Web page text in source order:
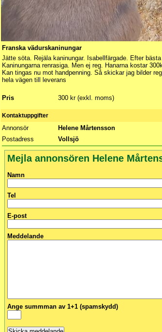
Franska vädurskaninungar
Jätte söta. Rejäla kaninungar. Isabellfärgade. Efter
Kaninungarna renrasiga. Men ej reg. Hanarna kostar
Kan tingas nu mot handpenning. Så skickar jag bilder
hela vägen till leverans
Pris 300 kr (exkl. moms)
Kontaktuppgifter
Annonsör
Helene Mårtensson
Postadress
Vollsjö
Mejla annonsören Helene
Namn
Tel
E-post
Meddelande
Ange summman av 1+1 (spamskydd)